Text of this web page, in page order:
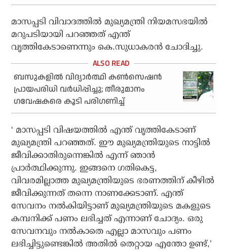
മാസപ്പടി വിവാദത്തില്‍ മുഖ്യമന്ത്രി നിയമസഭയില്‍
മറുപടിയായി പറഞ്ഞത് എന്ത്
വൃത്തികേടാണെന്നും കെ.സുധാകരന്‍ ചോദിച്ചു.
ബസുകളില്‍ വിദ്യാര്‍ത്ഥി കണ്‍സെഷന്‍
പ്രായപരിധി വര്‍ധിപ്പിച്ചു; തീരുമാനം
ഗവേഷകരെ കൂടി പരിഗണിച്ച്
‘ മാസപ്പടി വിഷയത്തില്‍ എന്ത് വൃത്തികേടാണ്
മുഖ്യമന്ത്രി പറഞ്ഞത്. ഈ മുഖ്യമന്ത്രിയുടെ നാട്ടില്‍
ജീവിക്കാതിരുന്നെങ്കില്‍ എന്ന് ഞാന്‍
പ്രാര്‍ത്ഥിക്കുന്നു. ഇങ്ങനെ ഗതികെട്ട,
വിവരമില്ലാത്ത മുഖ്യമന്ത്രിയുടെ ഭരണത്തിന് കീഴില്‍
ജീവിക്കുന്നത് തന്നെ നാണക്കേടാണ്. എന്ത്
സേവനം നല്‍കിയിട്ടാണ് മുഖ്യമന്ത്രിയുടെ മകളുടെ
കമ്പനിക്ക് പണം ലഭിച്ചത് എന്നാണ് ചോദ്യം. ഒരു
സേവനവും നല്‍കാതെ എല്ലാ മാസവും പണം
ലഭിച്ചിട്ടുണ്ടെങ്കില്‍ അതില്‍ തെറ്റായ എന്തോ ഉണ്ട്,’